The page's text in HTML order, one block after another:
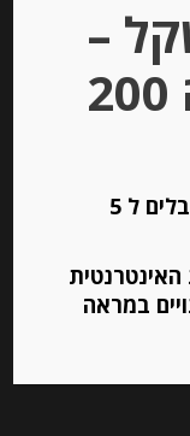
פילה אנשובי בשמן זית 150 גרם
–
מינימום הזמנה 200
** מוצרי De cecco ו Mutti מוגבלים ל 5
במראה